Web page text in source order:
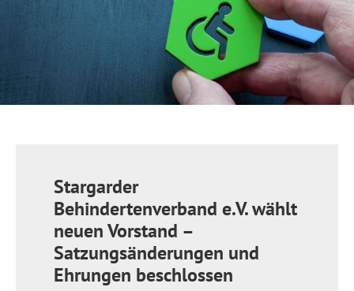
Stargarder
Behindertenverband e.V. wählt
neuen Vorstand –
Satzungsänderungen und
Ehrungen beschlossen